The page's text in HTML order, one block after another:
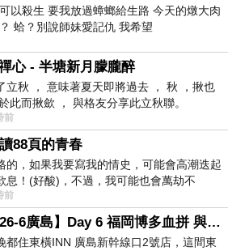
以殺生 要我放過蟑螂給生路 今天的燉大肉
蛤？別說師妹愛記仇 我希望
心 - 半塘新月朦朧醉
立秋 ， 意味著夏天即將過去 ， 秋 ，揪也
此而揪歛 ， 與格友分享此立秋聯。
前
88頁的青春
的，如果我要寫我的情史，可能會高潮迭起
息！(好酸)，不過，我可能也會萬劫不
每天跪鍵盤還是被判了花心的罪
前
【2026-6廣島】Day 6 福岡博多血拼 與機場接送少年司機深夜對談
都住東橫INN 廣島新幹線口2號店，這間東